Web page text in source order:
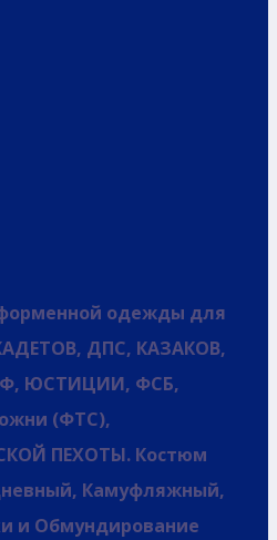
одежды для
ДПС, КАЗАКОВ,
ЮСТИЦИИ, ФСБ,
(ФТС),
ПЕХОТЫ. Костюм
Камуфляжный,
и Обмундирование